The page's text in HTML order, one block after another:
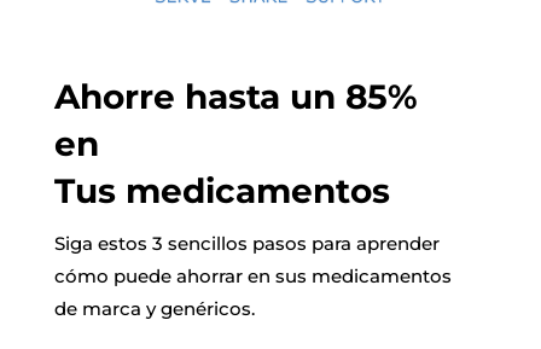
Ahorre hasta un 85%
en
Tus medicamentos
Siga estos 3 sencillos pasos para aprender
cómo puede ahorrar en sus medicamentos
de marca y genéricos.